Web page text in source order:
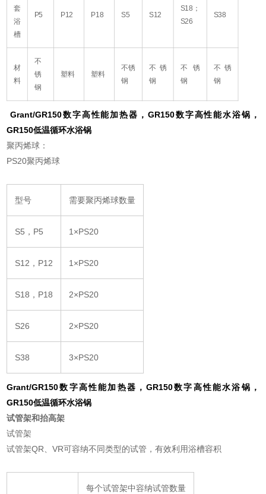
套
浴
槽
P5 P12 P18 S5 S12
S18；
S26
S38
材
料
不
锈
钢
塑料 塑料
不锈
钢
不锈
钢
不锈
钢
不锈
钢
Grant/GR150数字高性能加热器，GR150数字高性能水浴锅，
GR150低温循环水浴锅
聚丙烯球：
PS20聚丙烯球
型号 需要聚丙烯球数量
S5，P5 1×PS20
S12，P12 1×PS20
S18，P18 2×PS20
S26 2×PS20
S38 3×PS20
Grant/GR150数字高性能加热器，GR150数字高性能水浴锅，
GR150低温循环水浴锅
试管架和抬高架
试管架
试管架QR、VR可容纳不同类型的试管，有效利用浴槽容积
每个试管架中容纳试管数量